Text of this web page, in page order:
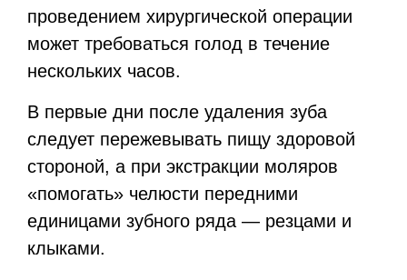
проведением хирургической операции
может требоваться голод в течение
нескольких часов.
В первые дни после удаления зуба
следует пережевывать пищу здоровой
стороной, а при экстракции моляров
«помогать» челюсти передними
единицами зубного ряда — резцами и
клыками.